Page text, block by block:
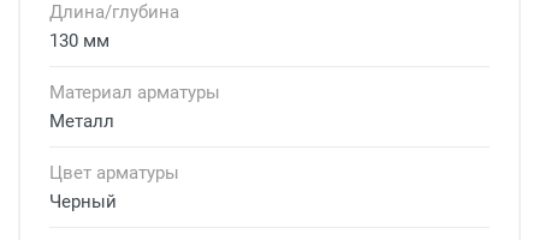
Длина/глубина
130 мм
Материал арматуры
Металл
Цвет арматуры
Черный